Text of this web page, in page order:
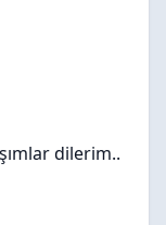
dilerim..